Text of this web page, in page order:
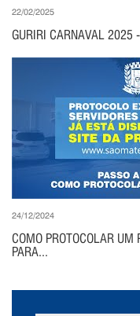
22/02/2025
GURIRI CARNAVAL 2025
24/12/2024
COMO PROTOCOLAR UM
PARA...